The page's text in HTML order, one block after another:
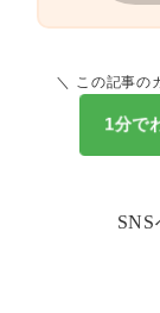
＼ この記事の
1分で